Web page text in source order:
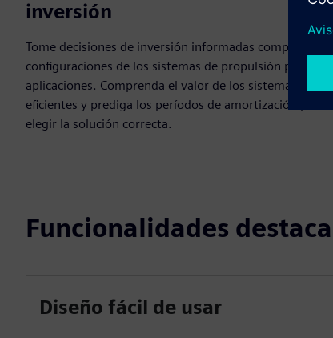
inversión
Tome decisiones de inversión informadas comparando
configuraciones de los sistemas de propulsión para
aplicaciones. Comprenda el valor de los sistemas
eficientes y prediga los períodos de amortización para
elegir la solución correcta.
Funcionalidades
Diseño fácil de usar